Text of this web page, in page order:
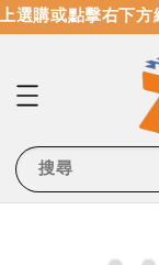
購或點擊右下
搜尋